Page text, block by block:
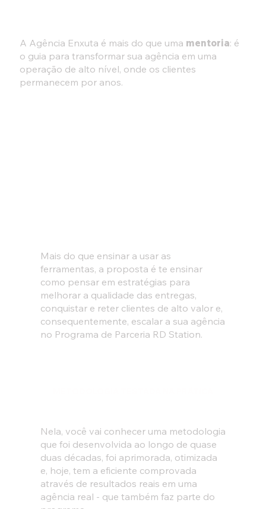
A Agência Enxuta é mais do que uma mentoria: é
o guia para transformar sua agência em uma
operação de alto nível, onde os clientes
permanecem por anos.
Mais do que ensinar a usar as
ferramentas, a proposta é te ensinar
como pensar em estratégias para
melhorar a qualidade das entregas,
conquistar e reter clientes de alto valor e,
consequentemente, escalar a sua agência
no Programa de Parceria RD Station.
Nela, você vai conhecer uma metodologia
que foi desenvolvida ao longo de quase
duas décadas, foi aprimorada, otimizada
e, hoje, tem a eficiente comprovada
através de resultados reais em uma
agência real - que também faz parte do